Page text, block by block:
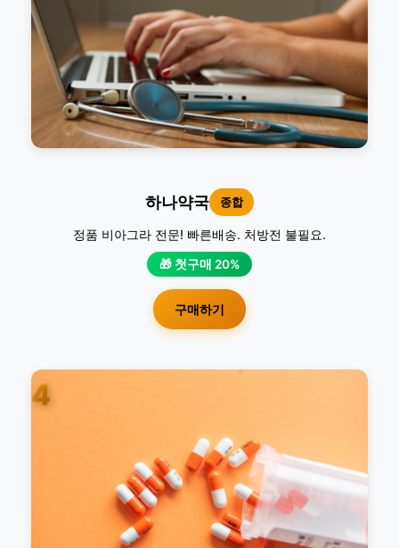
하나약국 종합
정품 비아그라 전문! 빠른배송. 처방전 불필요.
🎁 첫구매 20%
구매하기
4